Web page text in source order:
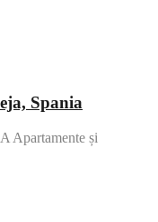
Spania
Apartamente și